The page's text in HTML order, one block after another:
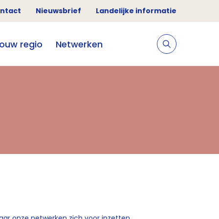
Nieuwsbrief Landelijke informatie
regio Netwerken